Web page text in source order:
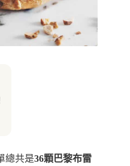
總共是36顆巴黎布雷